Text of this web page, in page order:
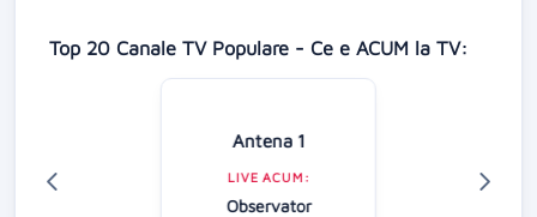
Top 20 Canale TV Populare - Ce e ACUM la TV:
Antena 1
LIVE ACUM:
Observator